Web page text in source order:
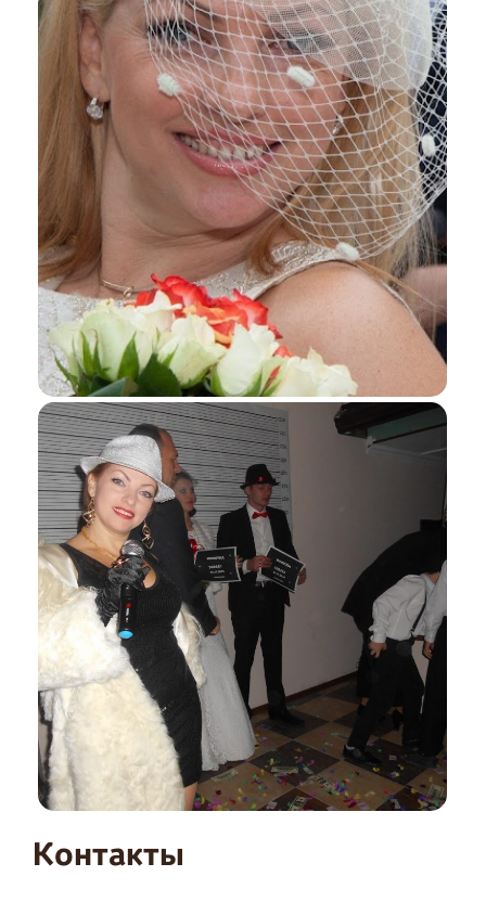
Контакты
персональных данных в целях рассмотрения моего
обращения согласноПолитике обработки персональных
данныхи Согласию на обработку персональных данных